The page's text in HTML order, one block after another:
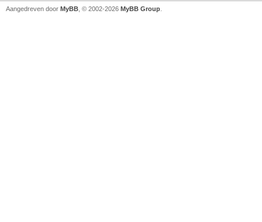
Aangedreven door MyBB , © 2002-2026 MyBB Group